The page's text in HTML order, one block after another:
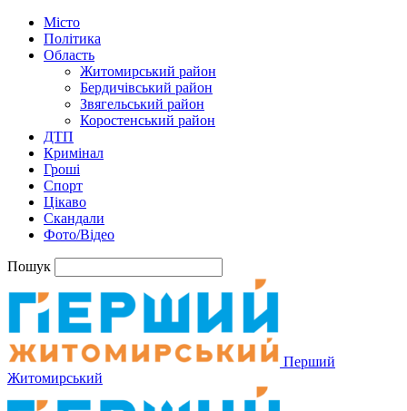
Місто
Політика
Область
Житомирський район
Бердичівський район
Звягельський район
Коростенський район
ДТП
Кримінал
Гроші
Спорт
Цікаво
Скандали
Фото/Відео
Пошук
Перший
Житомирський